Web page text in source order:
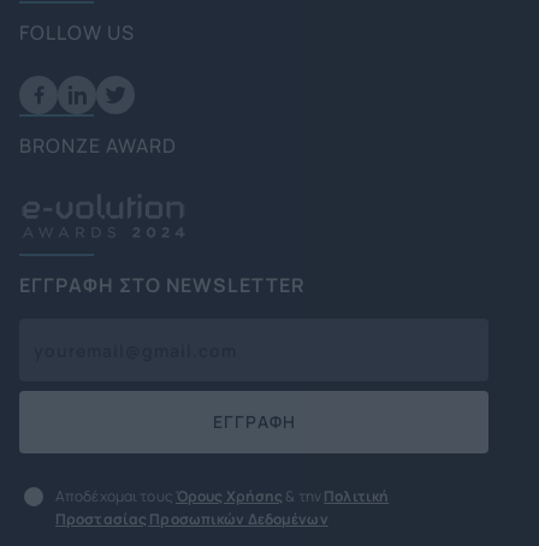
FOLLOW US
BRONZE AWARD
ΕΓΓΡΑΦΗ ΣΤΟ NEWSLETTER
ΕΓΓΡΑΦΗ
Αποδέχομαι τους Όρους Χρήσης & την Πολιτική
Προστασίας Προσωπικών Δεδομένων